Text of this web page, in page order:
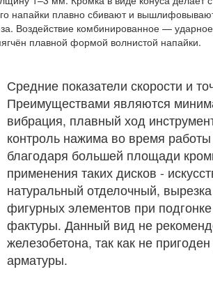
напайки плавно сбивают и
Воздействие комбинированное —
плавной формой волнистой напайки.
Средние показатели скорости и
Преимуществами являются
вибрация, плавный ход
контроль нажима во время
благодаря большей площади
применения таких дисков -
натуральный отделочный,
фигурных элементов при
фактуры. Данный вид не
железобетона, так как не
арматуры.